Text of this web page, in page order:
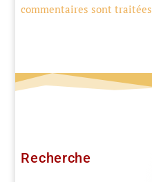
commentaires sont traitées
Recherche